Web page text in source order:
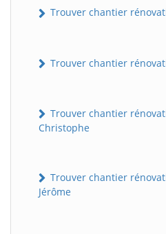
Trouver chantier
Trouver chantier
Trouver chantier
Christophe
Trouver chantier
Jérôme